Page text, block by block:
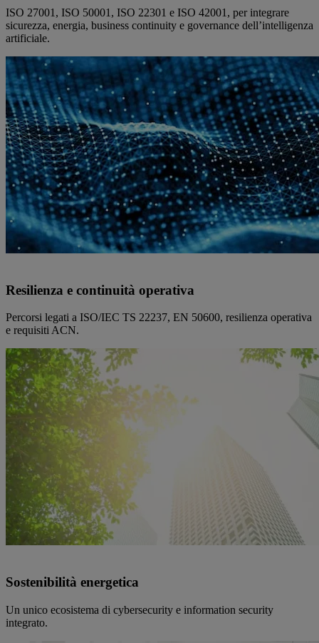
ISO 27001, ISO 50001, ISO 22301 e ISO 42001, per integrare
sicurezza, energia, business continuity e governance dell’intelligenza
artificiale.
Resilienza e continuità operativa
Percorsi legati a ISO/IEC TS 22237, EN 50600, resilienza operativa
e requisiti ACN.
Sostenibilità energetica
Un unico ecosistema di cybersecurity e information security
integrato.